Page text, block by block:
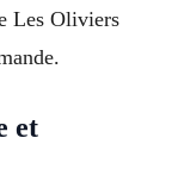
Les Oliviers
et